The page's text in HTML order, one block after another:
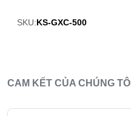
SKU:KS-GXC-500
CAM KẾT CỦA CHÚNG TÔI